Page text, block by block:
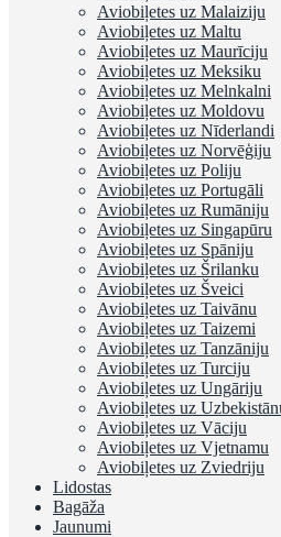
Aviobiļetes uz Malaiziju
Aviobiļetes uz Maltu
Aviobiļetes uz Maurīciju
Aviobiļetes uz Meksiku
Aviobiļetes uz Melnkalni
Aviobiļetes uz Moldovu
Aviobiļetes uz Nīderlandi
Aviobiļetes uz Norvēģiju
Aviobiļetes uz Poliju
Aviobiļetes uz Portugāli
Aviobiļetes uz Rumāniju
Aviobiļetes uz Singapūru
Aviobiļetes uz Spāniju
Aviobiļetes uz Šrilanku
Aviobiļetes uz Šveici
Aviobiļetes uz Taivānu
Aviobiļetes uz Taizemi
Aviobiļetes uz Tanzāniju
Aviobiļetes uz Turciju
Aviobiļetes uz Ungāriju
Aviobiļetes uz
Aviobiļetes uz Vāciju
Aviobiļetes uz Vjetnamu
Aviobiļetes uz Zviedriju
Lidostas
Bagāža
Jaunumi